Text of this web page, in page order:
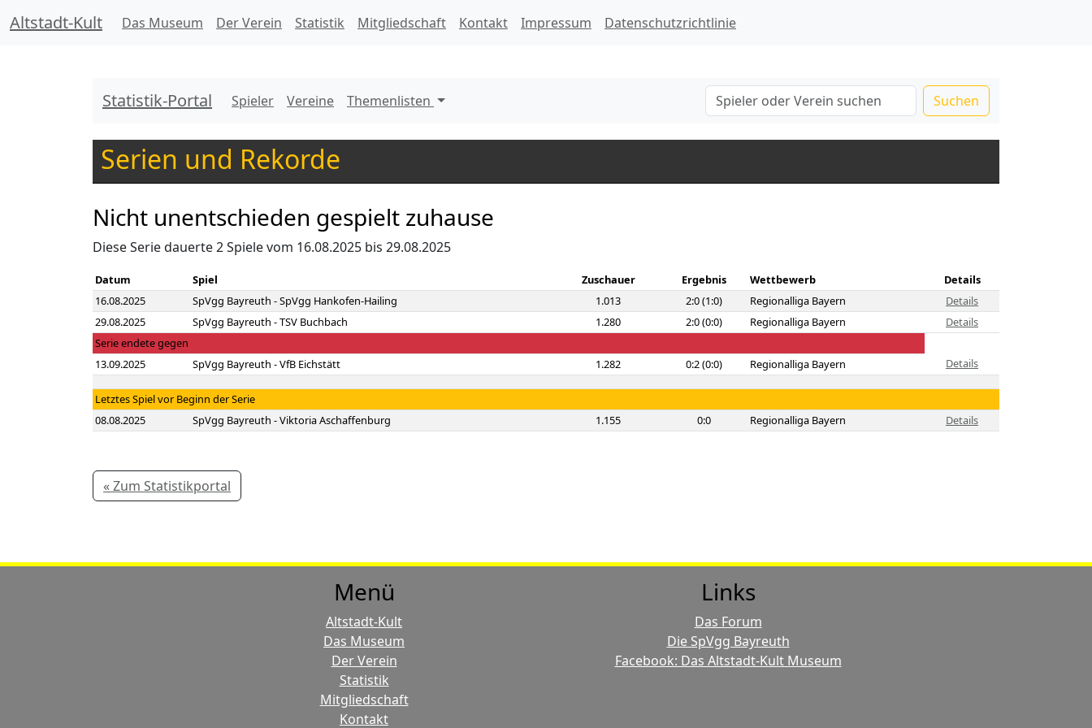
Altstadt-Kult Das Museum Der Verein Statistik Mitgliedschaft Kontakt Impressum Datenschutzrichtlinie
Statistik-Portal Spieler Vereine Themenlisten Suchen
Serien und Rekorde
Nicht unentschieden gespielt zuhause
Diese Serie dauerte 2 Spiele vom 16.08.2025 bis 29.08.2025
Datum Spiel Zuschauer Ergebnis Wettbewerb
Details
16.08.2025
SpVgg Bayreuth - SpVgg Hankofen-Hailing 1.013 2:0 (1:0) Regionalliga Bayern
Details
29.08.2025
SpVgg Bayreuth - TSV Buchbach 1.280 2:0 (0:0) Regionalliga Bayern
Details
Serie endete gegen
13.09.2025
SpVgg Bayreuth - VfB Eichstätt 1.282 0:2 (0:0) Regionalliga Bayern Details
Letztes Spiel vor Beginn der Serie
08.08.2025
SpVgg Bayreuth - Viktoria Aschaffenburg 1.155 0:0 Regionalliga Bayern Details
« Zum Statistikportal
Menü
Altstadt-Kult
Das Museum
Der Verein
Statistik
Mitgliedschaft
Kontakt
Links
Das Forum
Die SpVgg Bayreuth
Facebook: Das Altstadt-Kult Museum